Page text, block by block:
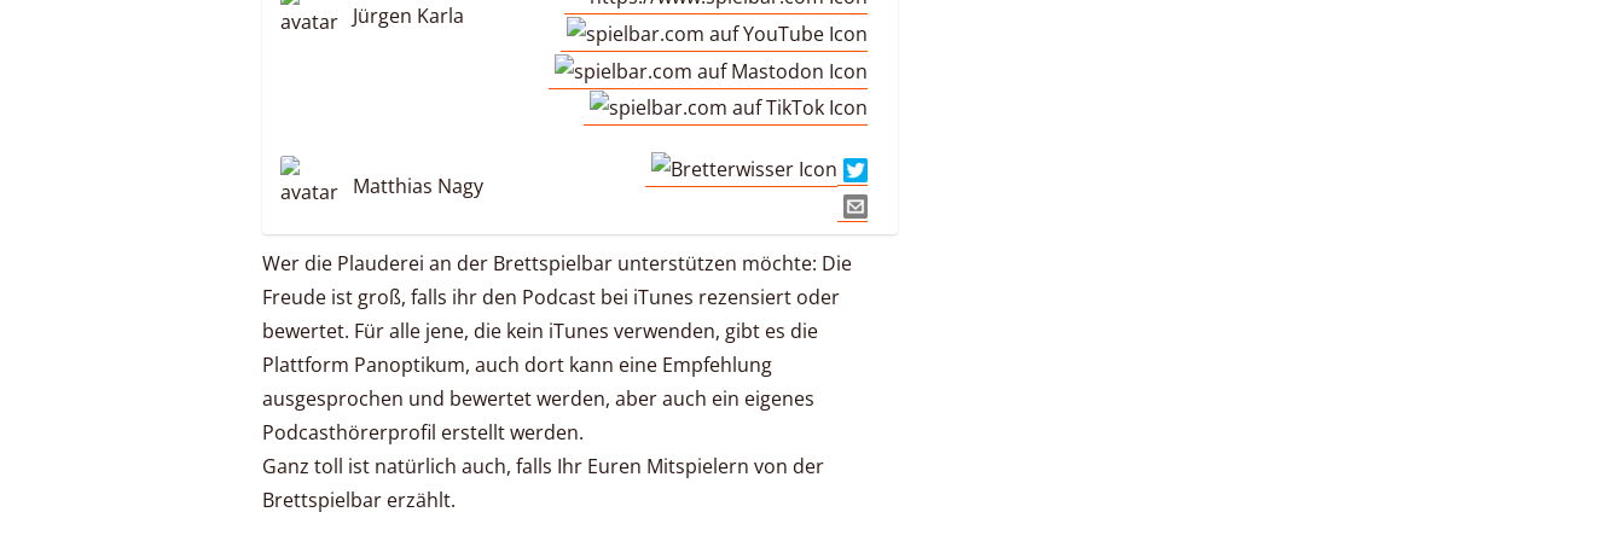
Jürgen Karla
Matthias Nagy
Wer die Plauderei an der Brettspielbar unterstützen möchte: Die
Freude ist groß, falls ihr den Podcast bei iTunes rezensiert oder
bewertet. Für alle jene, die kein iTunes verwenden, gibt es die
Plattform Panoptikum, auch dort kann eine Empfehlung
ausgesprochen und bewertet werden, aber auch ein eigenes
Podcasthörerprofil erstellt werden.
Ganz toll ist natürlich auch, falls Ihr Euren Mitspielern von der
Brettspielbar erzählt.